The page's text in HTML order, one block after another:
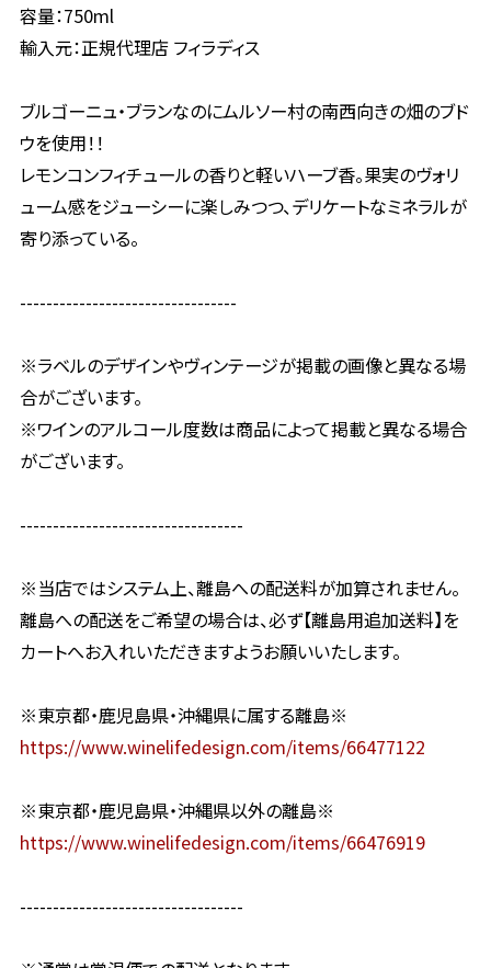
容量：750ml
輸入元：正規代理店 フィラディス
ブルゴーニュ・ブランなのにムルソー村の南西向きの畑のブド
ウを使用！！
レモンコンフィチュールの香りと軽いハーブ香。果実のヴォリ
ューム感をジューシーに楽しみつつ、デリケートなミネラルが
寄り添っている。
---------------------------------
※ラベルのデザインやヴィンテージが掲載の画像と異なる場
合がございます。
※ワインのアルコール度数は商品によって掲載と異なる場合
がございます。
----------------------------------
※当店ではシステム上、離島への配送料が加算されません。
離島への配送をご希望の場合は、必ず【離島用追加送料】を
カートへお入れいただきますようお願いいたします。
※東京都・鹿児島県・沖縄県に属する離島※
https://www.winelifedesign.com/items/66477122
※東京都・鹿児島県・沖縄県以外の離島※
https://www.winelifedesign.com/items/66476919
----------------------------------